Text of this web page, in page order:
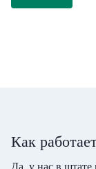
Как
Да, у нас в